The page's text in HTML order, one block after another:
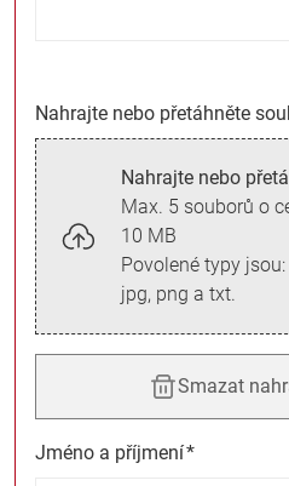
Nahrajte nebo přetáhněte
Nahrajte nebo
Max. 5 souborů o
10 MB
Povolené typy
jpg, png a txt.
Smazat
Jméno a příjmení*